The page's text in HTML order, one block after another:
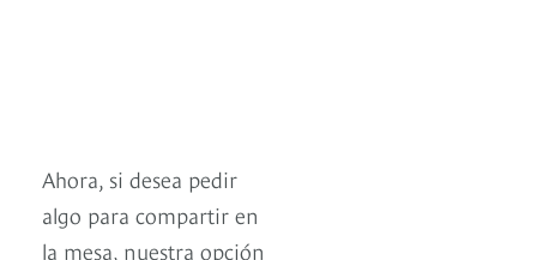
Ahora, si desea pedir
algo para compartir en
la mesa, nuestra opción